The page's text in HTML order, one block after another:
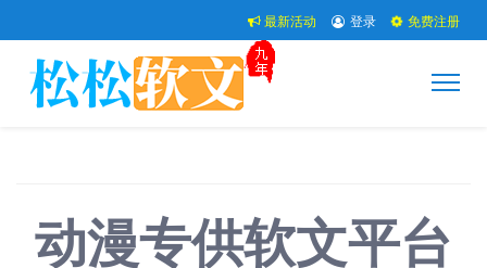
最新活动 登录 免费注册
动漫专供软文平台